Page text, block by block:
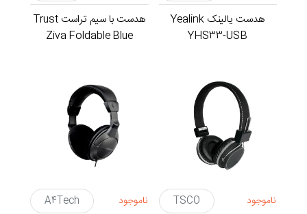
هدست یالینک Yealink
YHS33-USB
هدست با سیم تراست Trust
Ziva Foldable Blue
ناموجود TSCO ناموجود A4Tech